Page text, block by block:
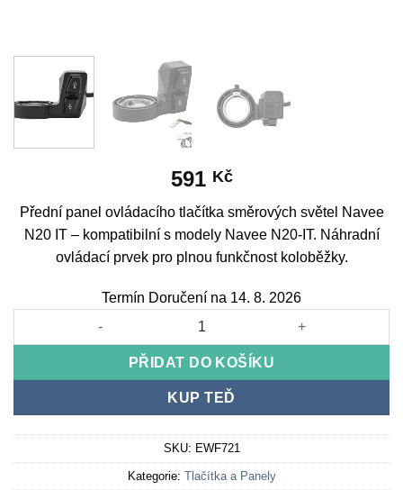
591 Kč
Přední panel ovládacího tlačítka směrových světel Navee
N20 IT – kompatibilní s modely Navee N20-IT. Náhradní
ovládací prvek pro plnou funkčnost koloběžky.
Termín Doručení na 14. 8. 2026
Navee N20 IT turn signal button panel množství
PŘIDAT DO KOŠÍKU
KUP TEĎ
SKU: EWF721
Kategorie: Tlačítka a Panely